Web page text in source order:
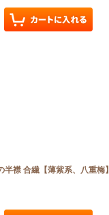
襟 合繊【薄紫系、八重梅】